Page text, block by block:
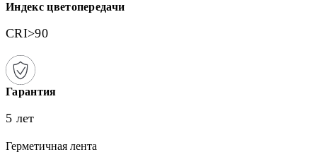
Индекс цветопередачи
CRI>90
Гарантия
5 лет
Герметичная лента